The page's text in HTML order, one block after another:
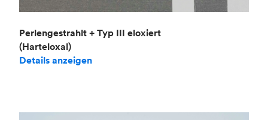
Perlengestrahlt + Typ III eloxiert
(Harteloxal)
Details anzeigen